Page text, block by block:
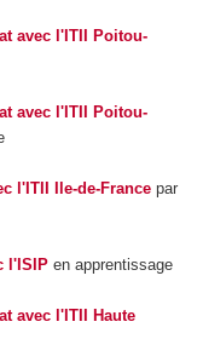
avec l'ITII Poitou-
avec l'ITII Poitou-
l'ITII Ile-de-France par
l'ISIP en apprentissage
avec l'ITII Haute